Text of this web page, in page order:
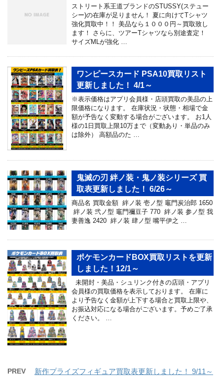
ストリート系王道ブランドのSTUSSY(ステュー
シー)の在庫が足りません！ 夏に向けてTシャツ
強化買取中！！ 美品なら１０００円～買取致し
ます！ さらに、ツアーTシャツなら別途査定！
サイズMLが強化 …
ワンピースカード PSA10買取リスト
更新しました！ 4/1～
※表示価格はアプリ会員様・店頭買取の美品の上
限価格になります。 在庫状況・状態・相場で金
額が予告なく変動する場合がございます。 お1人
様の1日買取上限10万まで（変動あり・単品のみ
は除外） 高額品のた …
鬼滅の刃 絆ノ装・鬼ノ装シリーズ 買
取表更新しました！ 6/26～
商品名 買取金額 絆ノ装 壱ノ型 竈門炭治郎 1650
絆ノ装 弐ノ型 竈門禰豆子 770 絆ノ装 参ノ型 我
妻善逸 2420 絆ノ装 肆ノ型 嘴平伊之 …
ポケモンカードBOX買取リストを更新
しました！12/1～
未開封・美品・シュリンク付きの店頭・アプリ
会員様の買取価格を表示しております。 在庫に
より予告なく金額が上下する場合と買取上限や、
お振込対応になる場合がございます。予めご了承
ください。 …
PREV 新作プライズフィギュア買取表更新しました！ 9/11～